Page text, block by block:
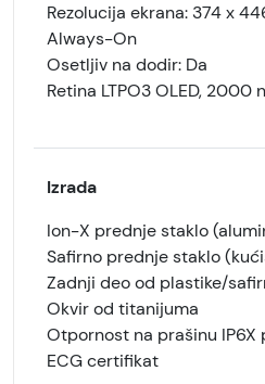
Rezolucija ekrana: 374 x
Always-On
Osetljiv na dodir: Da
Retina LTPO3 OLED, 2000
Izrada
Ion-X prednje staklo
Safirno prednje staklo
Zadnji deo od plastike/
Okvir od titanijuma
Otpornost na prašinu IP6X
ECG certifikat